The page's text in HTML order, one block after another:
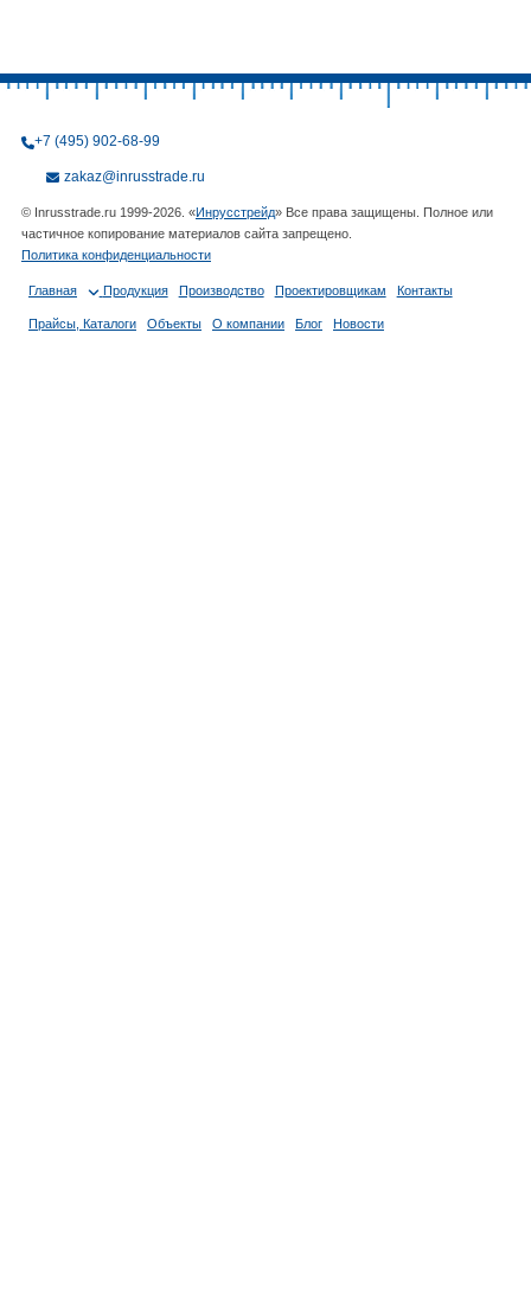
+7 (495) 902-68-99
zakaz@inrusstrade.ru
© Inrusstrade.ru 1999-2026. «Инрусстрейд» Все права защищены. Полное или
частичное копирование материалов сайта запрещено.
Политика конфиденциальности
Главная Продукция Производство Проектировщикам Контакты
Прайсы, Каталоги Объекты О компании Блог Новости